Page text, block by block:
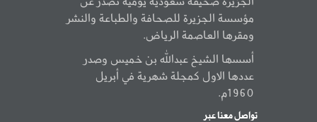
مؤسسة الجزيرة للصحافة والطباعة والنشر
ومقرها العاصمة الرياض.
أسسها الشيخ عبدالله بن خميس وصدر
عددها الاول كمجلة شهرية في أبريل
1960م.
تواصل معنا عبر